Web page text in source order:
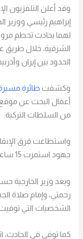
وقد أعلن التلفزيون
إبراهيم رئيسي ووزير
لهما بحادث تحطم
الشرقية، خلال طريق
الحدود بين إيران
وكشفت طائرة مسيرة
أعمال البحث عن موقع
من السلطات التركية.
واستطاعت فرق
جهود استمرت 15 ساعة.
ويعد وزير الخارجية
رحمتي، وإمام صلاة
الشخصيات التي
كما توفي في الحادث،